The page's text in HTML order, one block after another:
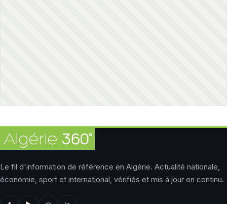
Le fil d'information de référence en Algérie. Actualité nationale,
économie, sport et international, vérifiés et mis à jour en continu.